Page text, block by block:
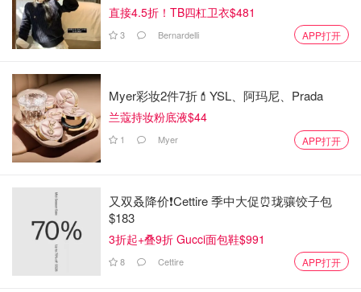
直接4.5折！TB四杠卫衣$481
3 Bernardelli APP打开
Myer彩妆2件7折💄YSL、阿玛尼、Prada
兰蔻持妆粉底液$44
1 Myer APP打开
又双叒降价❗️Cettire 季中大促⏰珑骧饺子包
$183
3折起+叠9折 Gucci面包鞋$991
8 Cettire APP打开